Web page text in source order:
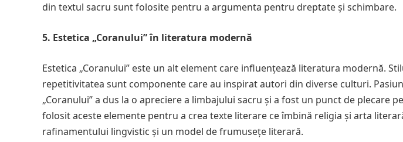
din textul sacru sunt folosite pentru a argumenta pentru dreptate și schimbare.
5. Estetica „Coranului” în literatura modernă
Estetica „Coranului” este un alt element care influențează literatura modernă.
repetitivitatea sunt componente care au inspirat autori din diverse culturi.
„Coranului” a dus la o apreciere a limbajului sacru și a fost un punct de plecare
folosit aceste elemente pentru a crea texte literare ce îmbină religia și arta
rafinamentului lingvistic și un model de frumusețe literară.